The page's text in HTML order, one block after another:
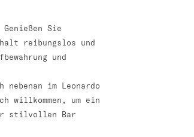
Sie
reibungslos und
und
im Leonardo
willkommen, um ein
stilvollen Bar